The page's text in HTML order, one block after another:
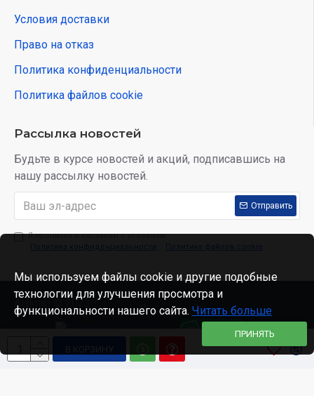
В КОРЗИНУ
Условия доставки
Право на отказ
Политика конфиденциальности
Политика файлов cookie
Рассылка новостей
Будьте в курсе новостей и акций, подписавшись на
нашу рассылку новостей.
Отправить
Я прочитал и согласен с условиям:
Политика конфиденциальности
Политика файлов cookie
Alakrab © 2023
ПРИНЯТЬ
Мы используем файлы cookie и другие подобные
технологии для улучшения просмотра и
функциональности нашего сайта. Читать больше